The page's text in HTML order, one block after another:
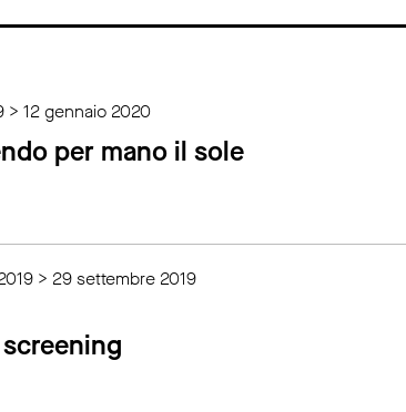
> 12 gennaio 2020
per mano il sole
> 29 settembre 2019